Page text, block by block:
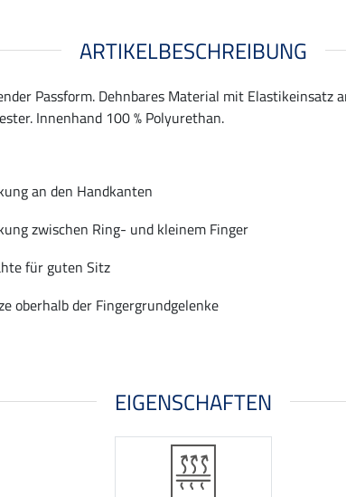
ARTIKELBESCHREIBUNG
Passform. Dehnbares Material mit Elastikeinsatz
Innenhand 100 % Polyurethan.
an den Handkanten
zwischen Ring- und kleinem Finger
für guten Sitz
oberhalb der Fingergrundgelenke
EIGENSCHAFTEN